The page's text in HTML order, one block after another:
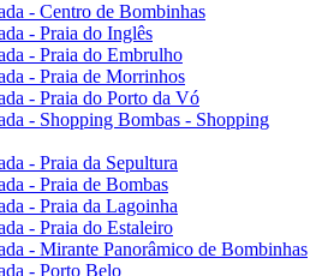
- Centro de Bombinhas
- Praia do Inglês
- Praia do Embrulho
- Praia de Morrinhos
- Praia do Porto da Vó
- Shopping Bombas - Shopping
- Praia da Sepultura
- Praia de Bombas
- Praia da Lagoinha
- Praia do Estaleiro
- Mirante Panorâmico de Bombinhas
- Porto Belo